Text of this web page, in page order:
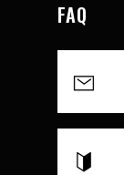
FAQ